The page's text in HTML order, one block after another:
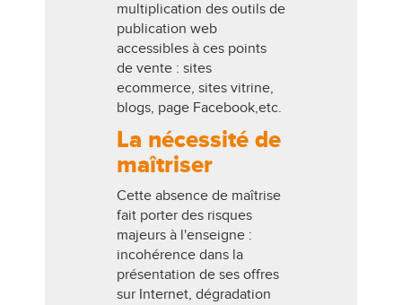
multiplication des outils de
publication web
accessibles à ces points
de vente : sites
ecommerce, sites vitrine,
blogs, page Facebook,etc.
La nécessité de
maîtriser
Cette absence de maîtrise
fait porter des risques
majeurs à l'enseigne :
incohérence dans la
présentation de ses offres
sur Internet, dégradation